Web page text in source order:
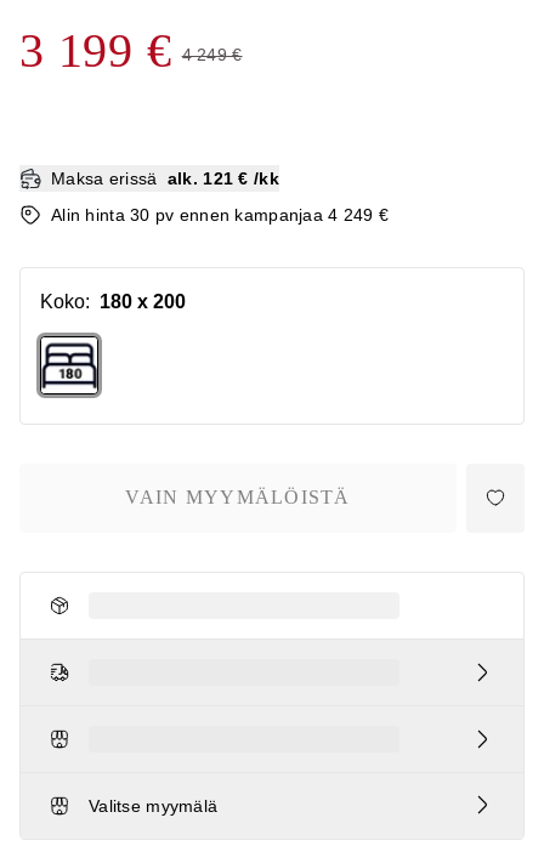
3 199 € 4 249 €
Maksa erissä alk. 121 € /kk
Alin hinta 30 pv ennen kampanjaa 4 249 €
Koko: 180 x 200
VAIN MYYMÄLÖISTÄ
Valitse myymälä